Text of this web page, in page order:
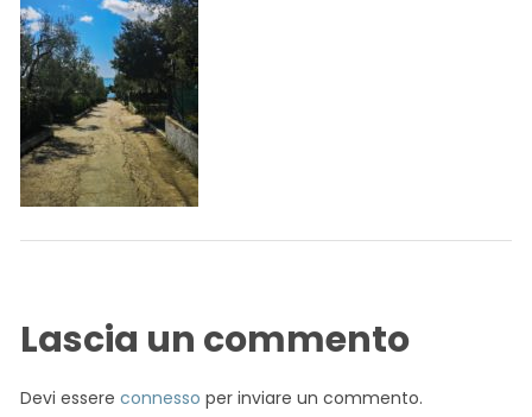
Lascia un commento
Devi essere connesso per inviare un commento.